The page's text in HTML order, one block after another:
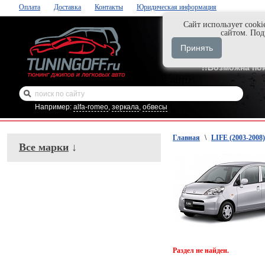
Оплата Доставка Контакты Юридическая информация
Нажми и
+7-929-495-
!!Возможна
Например: alfa-romeo, зеркала, обвесы
Все марки ↓
Главная \ LIFE (2003-2008)
Раздел не найден.
Cайт использует
сайтом.
Принять